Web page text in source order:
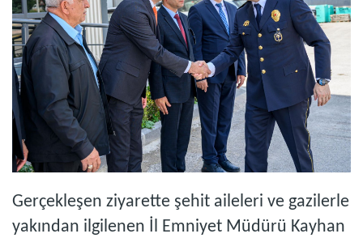
Gerçekleşen ziyarette şehit aileleri ve gazilerle
yakından ilgilenen İl Emniyet Müdürü Kayhan